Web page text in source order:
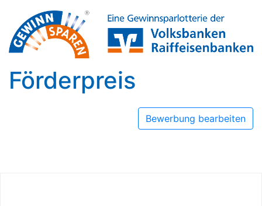
Förderpreis
Bewerbung bearbeiten